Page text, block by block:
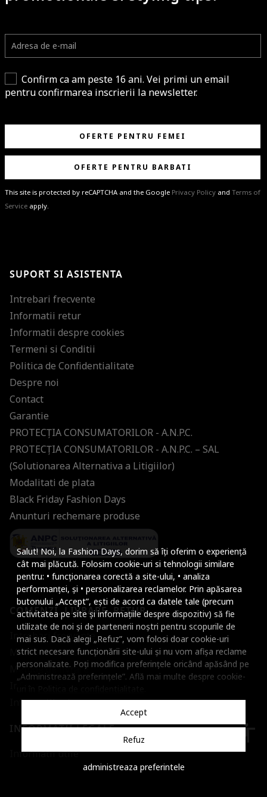
Salut! Noi, la Fashion Days, dorim să îți oferim o experiență
cât mai plăcută. Folosim cookie-uri si tehnologii similare
pentru: • funcționarea corectă a site-ului, • analiza
performanței, și • personalizarea reclamelor. Prin apăsarea
butonului „Accept”, ești de acord ca datele tale (precum
activitatea pe site și informațiile despre dispozitiv) să fie
utilizate de noi și de partenerii noștri pentru scopurile de
mai sus. Dacă alegi „Refuz”, vom folosi doar cookie-uri
strict necesare funcționării site-ului și nu vom afișa reclame
personalizate. Poți modifica preferințele oricând apăsând pe
„Administrează preferințele”. Află mai multe despre cookie-
Accept
Refuz
administreaza preferintele
Confirm ca am peste 16 ani. Vei primi un email
pentru confirmarea inscrierii la newsletter.
OFERTE PENTRU FEMEI
OFERTE PENTRU BARBATI
This site is protected by reCAPTCHA and the Google Privacy Policy and Terms of
Service apply.
ultimele tendinte in moda!
SUPORT SI ASISTENTA
Intrebari frecvente
Informatii retur
Informatii despre cookies
Termeni si Conditii
Politica de Confidentialitate
Despre noi
Contact
Garantie
PROTECŢIA CONSUMATORILOR - A.N.P.C.
PROTECŢIA CONSUMATORILOR - A.N.P.C. – SAL
(Solutionarea Alternativa a Litigiilor)
Modalitati de plata
Black Friday Fashion Days
Anunturi rechemare produse
COMENZI, LIVRARE, RETUR
Intrebari frecvente
Metode de plata
Metode de livrare
Informatii garantii
Informatii retur
INFORMATII LEGALE
Informatii utile
accessibility
Micsoreaza
Mareste spatierea
Micsoreaza
Mareste inaltimea
Micsoreaza
Inverseaza culorile
Nuante de gri
Cursor mare